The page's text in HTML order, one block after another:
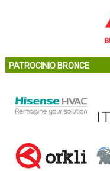
PATROCINIO BRONCE